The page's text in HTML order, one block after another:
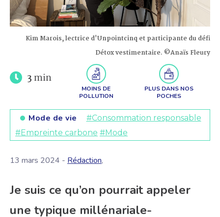
Kim Marois, lectrice d'Unpointcinq et participante du défi
Détox vestimentaire. ©Anaïs Fleury
3 min
MOINS DE
POLLUTION
PLUS DANS NOS
POCHES
Mode de vie
#Consommation responsable
#Empreinte carbone #Mode
13 mars 2024 - Rédaction,
Je suis ce qu’on pourrait appeler
une typique millénariale-